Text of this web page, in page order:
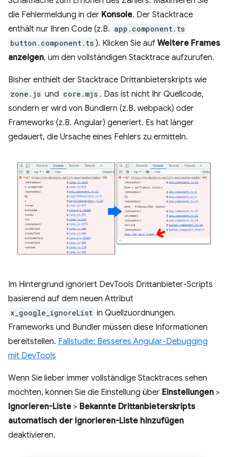
die Fehlermeldung in der Konsole. Der Stacktrace
enthält nur Ihren Code (z.B. app.component.ts
button.component.ts ). Klicken Sie auf Weitere Frames
anzeigen, um den vollständigen Stacktrace aufzurufen.
Bisher enthielt der Stacktrace Drittanbieterskripts wie
zone.js und core.mjs . Das ist nicht Ihr Quellcode,
sondern er wird von Bundlern (z.B. webpack) oder
Frameworks (z.B. Angular) generiert. Es hat länger
gedauert, die Ursache eines Fehlers zu ermitteln.
Im Hintergrund ignoriert DevTools Drittanbieter-Scripts
basierend auf dem neuen Attribut
x_google_ignoreList in Quellzuordnungen.
Frameworks und Bundler müssen diese Informationen
bereitstellen. Fallstudie: Besseres Angular-Debugging
mit DevTools
Wenn Sie lieber immer vollständige Stacktraces sehen
möchten, können Sie die Einstellung über Einstellungen >
Ignorieren-Liste > Bekannte Drittanbieterskripts
automatisch der Ignorieren-Liste hinzufügen
deaktivieren.